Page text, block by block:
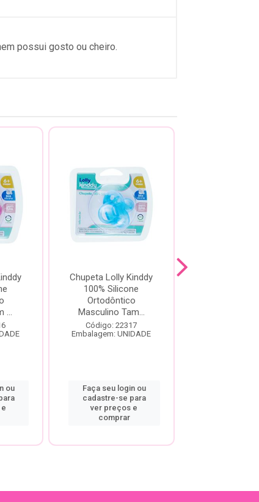
possui gosto ou cheiro.
...
ou
Chupeta Lolly Kinddy
100% Silicone
Ortodôntico
Masculino Tam...
Código: 22317
Embalagem: UNIDADE
Faça seu login ou
cadastre-se para
ver preços e
comprar